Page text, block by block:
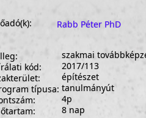
Rabb Péter PhD
szakmai
kód:
2017/113
építészet
típusa: tanulmányút
4p
8 nap